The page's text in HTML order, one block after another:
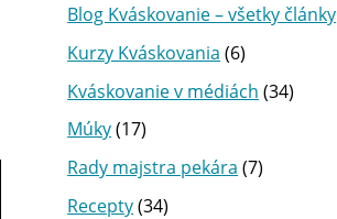
Blog Kváskovanie – všetky články
Kurzy Kváskovania (6)
Kváskovanie v médiách (34)
Múky(17)
Rady majstra pekára (7)
Recepty(34)